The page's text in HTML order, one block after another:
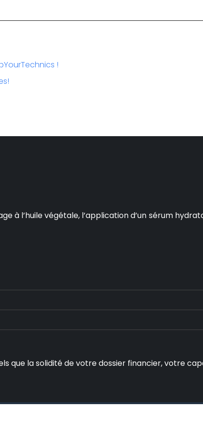
!
à l’huile végétale, l’application d’un sérum
que la solidité de votre dossier financier, votre